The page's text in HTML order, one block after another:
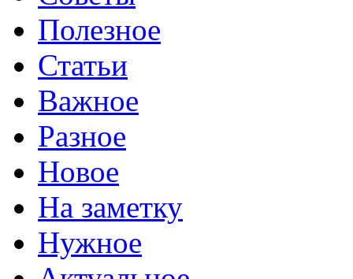
Полезное
Статьи
Важное
Разное
Новое
На заметку
Нужное